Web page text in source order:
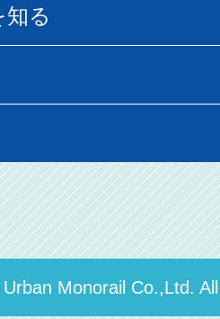
る
Monorail Co.,Ltd.